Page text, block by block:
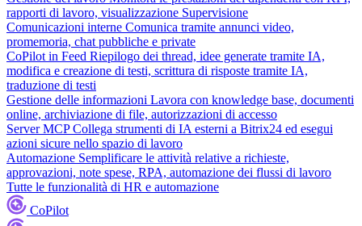
rapporti di lavoro, visualizzazione Supervisione
Comunicazioni interne Comunica tramite annunci video,
promemoria, chat pubbliche e private
CoPilot in Feed Riepilogo dei thread, idee generate tramite IA,
modifica e creazione di testi, scrittura di risposte tramite IA,
traduzione di testi
Gestione delle informazioni Lavora con knowledge base, documenti
online, archiviazione di file, autorizzazioni di accesso
Server MCP Collega strumenti di IA esterni a Bitrix24 ed esegui
azioni sicure nello spazio di lavoro
Automazione Semplificare le attività relative a richieste,
approvazioni, note spese, RPA, automazione dei flussi di lavoro
Tutte le funzionalità di HR e automazione
CoPilot